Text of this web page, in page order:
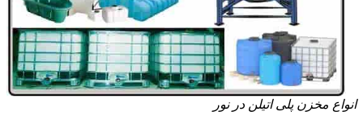
انواع مخزن پلی اتیلن در نور